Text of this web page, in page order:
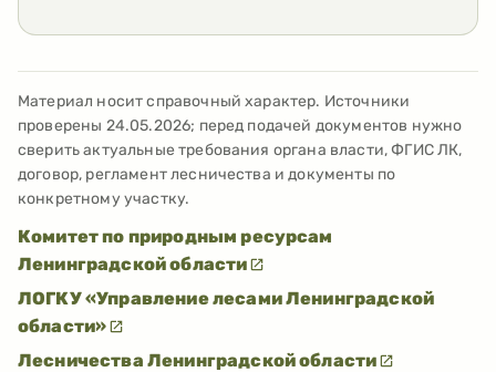
Материал носит справочный характер. Источники
проверены 24.05.2026; перед подачей документов нужно
сверить актуальные требования органа власти, ФГИС ЛК,
договор, регламент лесничества и документы по
конкретному участку.
Комитет по природным ресурсам
Ленинградской области
ЛОГКУ «Управление лесами Ленинградской
области»
Лесничества Ленинградской области